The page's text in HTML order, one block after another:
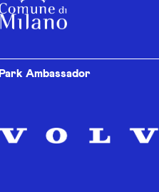
Park Ambassador